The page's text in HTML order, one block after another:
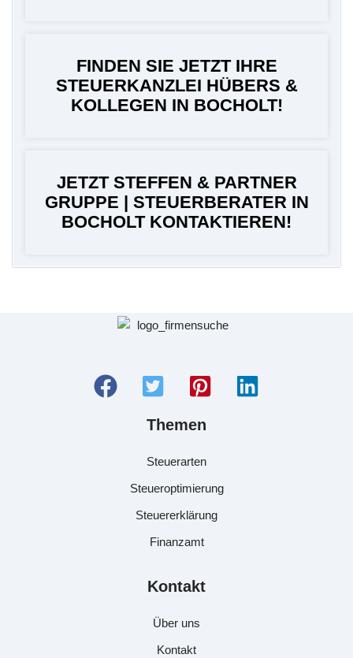
FINDEN SIE JETZT IHRE
STEUERKANZLEI HÜBERS &
KOLLEGEN IN BOCHOLT!
JETZT STEFFEN & PARTNER
GRUPPE | STEUERBERATER IN
BOCHOLT KONTAKTIEREN!
Themen
Steuerarten
Steueroptimierung
Steuererklärung
Finanzamt
Kontakt
Über uns
Kontakt